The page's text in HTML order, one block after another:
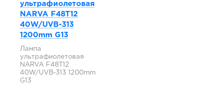
ультрафиолетовая
NARVA F48T12
40W/UVB-313
1200mm G13
Лампа
ультрафиолетовая
NARVA F48T12
40W/UVB-313 1200mm
G13